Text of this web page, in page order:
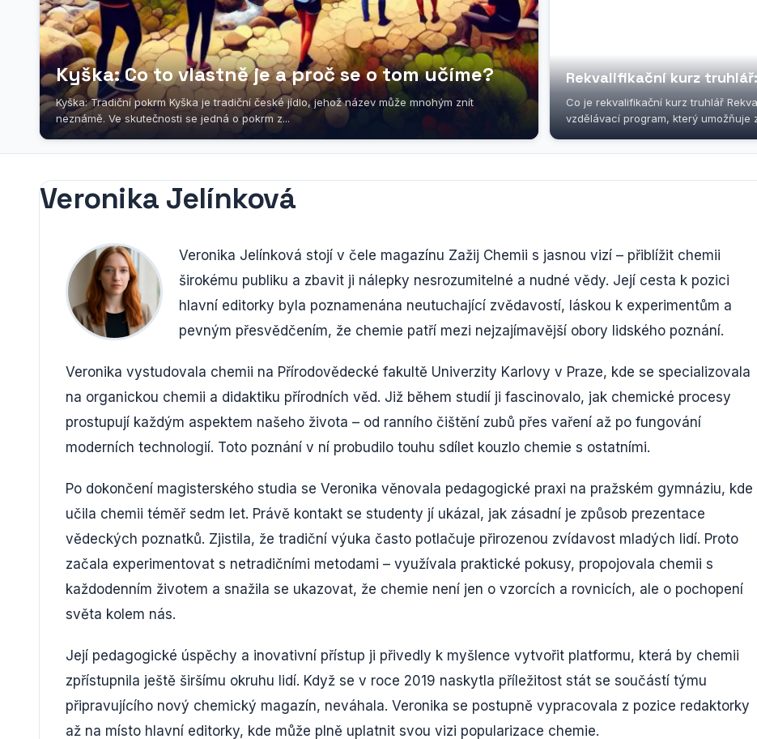
Kyška: Co to vlastně je a proč se o tom učíme?
Kyška: Tradiční pokrm Kyška je tradiční české jídlo, jehož název může mnohým znít
neznámě. Ve skutečnosti se jedná o pokrm z...
Rekvalifikační kurz
Co je rekvalifikační kurz truhlář
vzdělávací program, který umožňuje
Veronika Jelínková
Veronika Jelínková stojí v čele magazínu Zažij Chemii s jasnou vizí – přiblížit chemii
širokému publiku a zbavit ji nálepky nesrozumitelné a nudné vědy. Její cesta k pozici
hlavní editorky byla poznamenána neutuchající zvědavostí, láskou k experimentům a
pevným přesvědčením, že chemie patří mezi nejzajímavější obory lidského poznání.
Veronika vystudovala chemii na Přírodovědecké fakultě Univerzity Karlovy v Praze, kde se specializovala
na organickou chemii a didaktiku přírodních věd. Již během studií ji fascinovalo, jak chemické procesy
prostupují každým aspektem našeho života – od ranního čištění zubů přes vaření až po fungování
moderních technologií. Toto poznání v ní probudilo touhu sdílet kouzlo chemie s ostatními.
Po dokončení magisterského studia se Veronika věnovala pedagogické praxi na pražském gymnáziu, kde
učila chemii téměř sedm let. Právě kontakt se studenty jí ukázal, jak zásadní je způsob prezentace
vědeckých poznatků. Zjistila, že tradiční výuka často potlačuje přirozenou zvídavost mladých lidí. Proto
začala experimentovat s netradičními metodami – využívala praktické pokusy, propojovala chemii s
každodenním životem a snažila se ukazovat, že chemie není jen o vzorcích a rovnicích, ale o pochopení
světa kolem nás.
Její pedagogické úspěchy a inovativní přístup ji přivedly k myšlence vytvořit platformu, která by chemii
zpřístupnila ještě širšímu okruhu lidí. Když se v roce 2019 naskytla příležitost stát se součástí týmu
připravujícího nový chemický magazín, neváhala. Veronika se postupně vypracovala z pozice redaktorky
až na místo hlavní editorky, kde může plně uplatnit svou vizi popularizace chemie.